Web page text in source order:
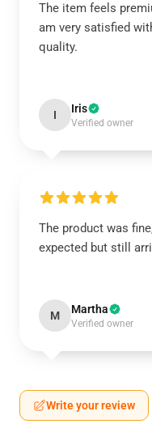
The item feels
am very satisfied
quality.
I Iris
Verified owner
The product was
expected but still
M Martha
Verified owner
Write your review